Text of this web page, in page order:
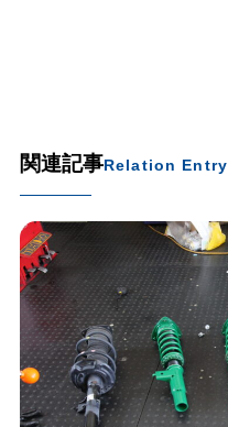
関連記事Relation Entry